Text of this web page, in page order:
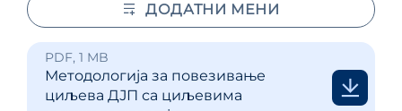
PDF, 1 MB
Методологија за повезивање
циљева ДЈП са циљевима
ДОДАТНИ МЕНИ